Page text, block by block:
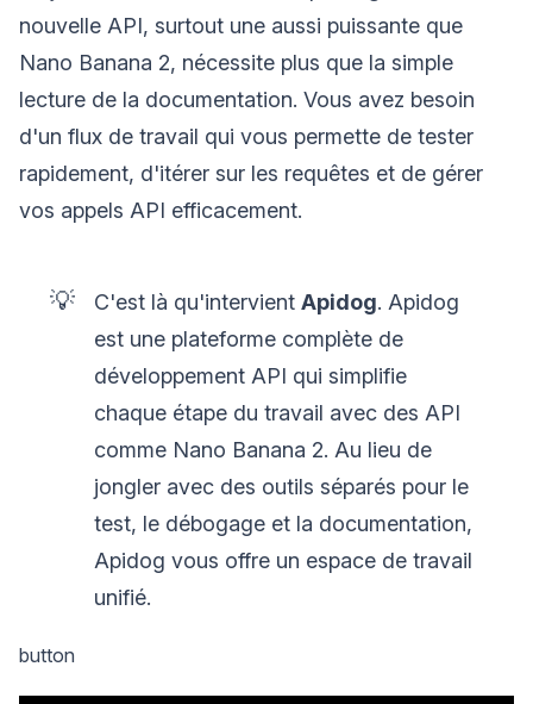
nouvelle API, surtout une aussi puissante que
Nano Banana 2, nécessite plus que la simple
lecture de la documentation. Vous avez besoin
d'un flux de travail qui vous permette de tester
rapidement, d'itérer sur les requêtes et de gérer
vos appels API efficacement.
💡 C'est là qu'intervientApidog. Apidog
est une plateforme complète de
développement API qui simplifie
chaque étape du travail avec des API
comme Nano Banana 2. Au lieu de
jongler avec des outils séparés pour le
test, le débogage et la documentation,
Apidog vous offre un espace de travail
unifié.
button